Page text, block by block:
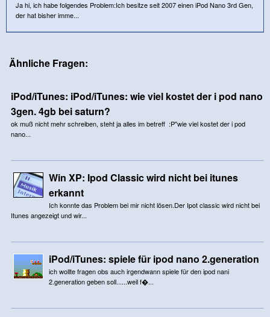
Ja hi, ich habe folgendes Problem:Ich besitze seit 2007 einen iPod Nano 3rd Gen,
der hat bisher imme...
Ähnliche Fragen:
iPod/iTunes: iPod/iTunes: wie viel kostet der i pod nano
3gen. 4gb bei saturn?
ok muß nicht mehr schreiben, steht ja alles im betreff :P"wie viel kostet der i pod
nano...
Win XP: Ipod Classic wird nicht bei itunes
erkannt
Ich konnte das Problem bei mir nicht lösen.Der Ipot classic wird nicht bei
Itunes angezeigt und wir...
iPod/iTunes: spiele für ipod nano 2.generation
ich wollte fragen obs auch irgendwann spiele für den ipod nani
2.generation geben soll......weil f�...